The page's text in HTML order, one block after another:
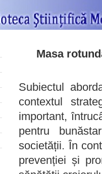
Masa
Subiectul
contextul
important,
pentru
societății. În
prevenției și